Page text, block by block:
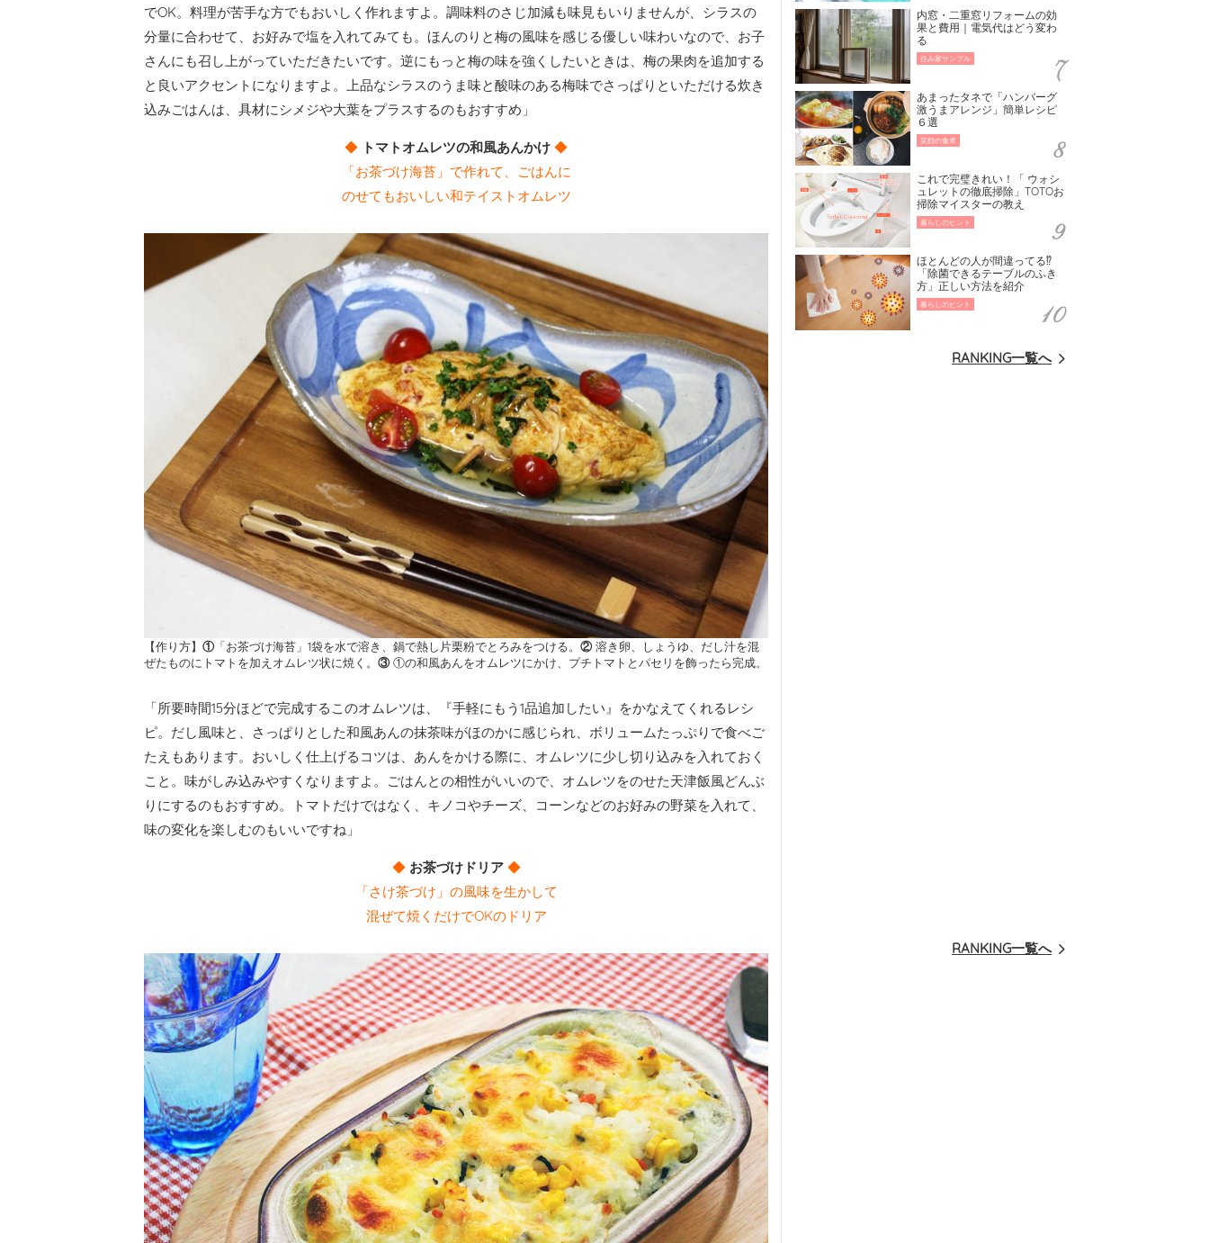
でOK。料理が苦手な方でもおいしく作れますよ。調味料のさじ加減も味見もいりませんが、シラスの
分量に合わせて、お好みで塩を入れてみても。ほんのりと梅の風味を感じる優しい味わいなので、お子
さんにも召し上がっていただきたいです。逆にもっと梅の味を強くしたいときは、梅の果肉を追加する
と良いアクセントになりますよ。上品なシラスのうま味と酸味のある梅味でさっぱりといただける炊き
込みごはんは、具材にシメジや大葉をプラスするのもおすすめ」
◆ トマトオムレツの和風あんかけ ◆
「お茶づけ海苔」で作れて、
ごはんに
のせてもおいしい和テイストオムレツ
【作り方】 ① 「お茶づけ海苔」1袋を水で溶き、鍋で熱し片栗粉でとろみをつける。 ② 溶き卵、しょうゆ、だし汁を混
ぜたものにトマトを加えオムレツ状に焼く。 ③ ①の和風あんをオムレツにかけ、プチトマトとパセリを飾ったら完成。
「所要時間15分ほどで完成するこのオムレツは、『手軽にもう1品追加したい』をかなえてくれるレシ
ピ。だし風味と、さっぱりとした和風あんの抹茶味がほのかに感じられ、ボリュームたっぷりで食べご
たえもあります。おいしく仕上げるコツは、あんをかける際に、オムレツに少し切り込みを入れておく
こと。味がしみ込みやすくなりますよ。ごはんとの相性がいいので、オムレツをのせた天津飯風どんぶ
りにするのもおすすめ。トマトだけではなく、キノコやチーズ、コーンなどのお好みの野菜を入れて、
味の変化を楽しむのもいいですね」
◆ お茶づけドリア ◆
「さけ茶づけ」の風味を生かして
混ぜて焼くだけでOKのドリア
内窓・二重窓リフォームの効
果と費用｜電気代はどう変わ
る
住み家サンプル
あまったタネで「ハンバーグ
激うまアレンジ」簡単レシピ
６選
笑顔の食卓
これで完璧きれい！「 ウォシ
ュレットの徹底掃除」TOTOお
掃除マイスターの教え
暮らしのヒント
ほとんどの人が間違ってる⁉
「除菌できるテーブルのふき
方」正しい方法を紹介
暮らしのヒント
RANKING一覧へ
RANKING一覧へ